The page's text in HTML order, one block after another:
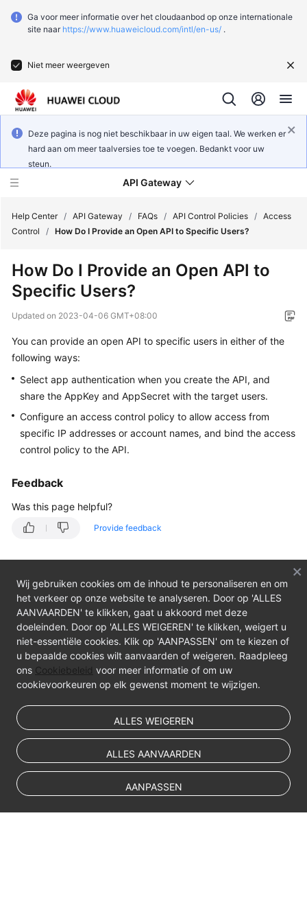
Ga voor meer informatie over het cloudaanbod op onze internationale
site naar https://www.huaweicloud.com/intl/en-us/ .
Niet meer weergeven
Deze pagina is nog niet beschikbaar in uw eigen taal. We werken er
hard aan om meer taalversies toe te voegen. Bedankt voor uw
steun.
API Gateway
New
Bulletin
Service
Getting
Started
User
Guide
SDK
Reference
Best
Practices
FAQs
Help Center / API Gateway / FAQs / API Control Policies / Access
Control
/ How Do I Provide an Open API to Specific Users?
How Do I Provide an Open API to
Specific Users?
Updated on 2023-04-06 GMT+08:00
You can provide an open API to specific users in either of the
following ways:
Select app authentication when you create the API, and
share the AppKey and AppSecret with the target users.
Configure an access control policy to allow access from
specific IP addresses or account names, and bind the access
control policy to the API.
Feedback
Was this page helpful?
Provide feedback
Wij gebruiken cookies om de inhoud te personaliseren en om
het verkeer op onze website te analyseren. Door op 'ALLES
AANVAARDEN' te klikken, gaat u akkoord met deze
doeleinden. Door op 'ALLES WEIGEREN' te klikken, weigert u
niet-essentiële cookies. Klik op 'AANPASSEN' om te kiezen of
u bepaalde cookies wilt aanvaarden of weigeren. Raadpleeg
ons Cookiebeleid voor meer informatie of om uw
cookievoorkeuren op elk gewenst moment te wijzigen.
ALLES WEIGEREN
ALLES AANVAARDEN
AANPASSEN